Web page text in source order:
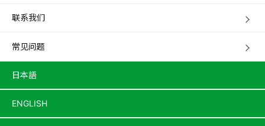
联系我们
常见问题
日本語
ENGLISH